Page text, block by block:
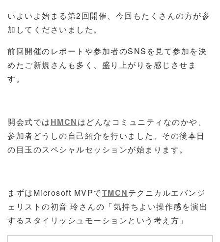
いよいよ始まる第2回開催、今回もたくさんの方が参
加してくださいました。
前回開催のレポートや参加者のSNSを見て参加を決
めたご新規さんも多く、盛り上がりを感じさせま
す。
開会式ではHMCNはどんなコミュニティなのかや、
参加者どうしの自己紹介を行いました、その後本日
の目玉のスペシャルセッションが始まります。
まずはMicrosoft MVPでTMCNテクニカルエバンジ
ェリストの初音 玲さんの「気持ちよい操作感を演出
するスタイリッシュモーションという考え方」